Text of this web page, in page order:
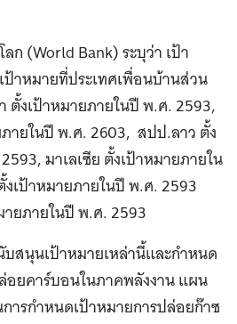
ก (World Bank) ระบุว่า เป้า
ป้าหมายที่ประเทศเพื่อนบ้านส่วน
งเป้าหมายภายในปี พ.ศ. 2593,
ายในปี พ.ศ. 2603, สปป.ลาว ตั้ง
มาเลเซีย ตั้งเป้าหมายภายใน
เป้าหมายภายในปี พ.ศ. 2593
ายภายในปี พ.ศ. 2593
สนุนเป้าหมายเหล่านี้และกำหนด
อยคาร์บอนในภาคพลังงาน แผน
ารกำหนดเป้าหมายการปล่อยก๊าซ